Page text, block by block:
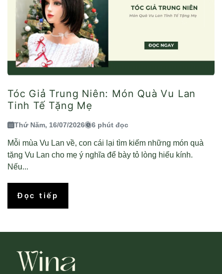
Tóc Giả Trung Niên: Món Quà Vu Lan
Tinh Tế Tặng Mẹ
Thứ Năm, 16/07/2026 6 phút đọc
Mỗi mùa Vu Lan về, con cái lại tìm kiếm những món quà
tặng Vu Lan cho mẹ ý nghĩa để bày tỏ lòng hiếu kính.
Nếu...
Đọc tiếp